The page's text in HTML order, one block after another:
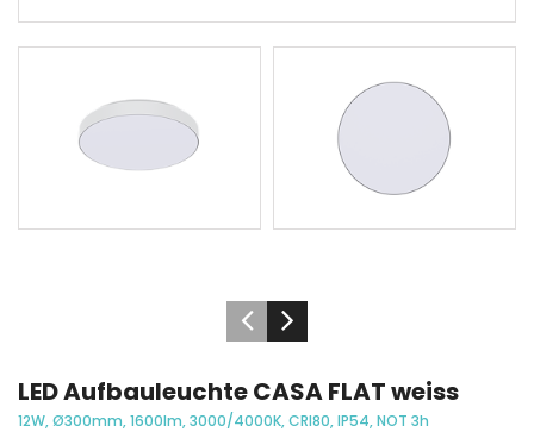
LED Aufbauleuchte CASA FLAT weiss
12W, Ø300mm, 1600lm, 3000/4000K, CRI80, IP54, NOT 3h